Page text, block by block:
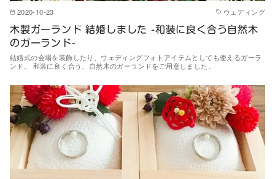
2020-10-23
ウェディング
木製ガーランド 結婚しました -和装に良く合う自然木
のガーランド-
結婚式の会場を装飾したり、ウェディングフォトアイテムとしても使えるガーラ
ンド。 和装に良く合う、自然木のガーランドをご用意しました。